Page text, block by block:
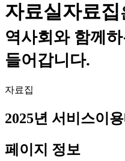
자료실자료집
역사회와 함께
들어갑니다.
자료집
2025년 서비스이
페이지 정보